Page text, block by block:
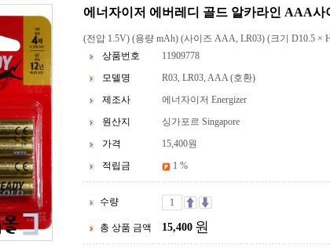
에너자이저 에버레디 골드 알카라인 AAA사
(전압 1.5V) (용량 mAh) (사이즈 AAA, LR03) (크기 D10.5 ×
상품번호
11909778
모델명
R03, LR03, AAA (호환)
제조사
에너자이저 Energizer
원산지
싱가포르 Singapore
가격
15,400원
적립금
1 %
수량
총 상품 금액 15,400 원